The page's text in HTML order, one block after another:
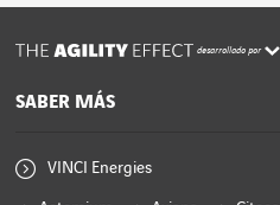
desarrollado por
SABER MÁS
VINCI Energies